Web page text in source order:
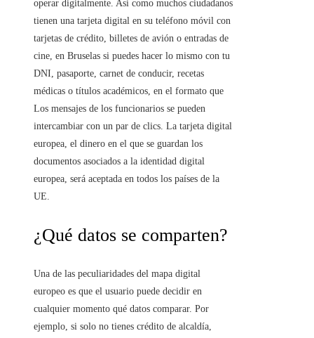
operar digitalmente. Así como muchos ciudadanos
tienen una tarjeta digital en su teléfono móvil con
tarjetas de crédito, billetes de avión o entradas de
cine, en Bruselas si puedes hacer lo mismo con tu
DNI, pasaporte, carnet de conducir, recetas
médicas o títulos académicos, en el formato que
Los mensajes de los funcionarios se pueden
intercambiar con un par de clics. La tarjeta digital
europea, el dinero en el que se guardan los
documentos asociados a la identidad digital
europea, será aceptada en todos los países de la
UE.
¿Qué datos se comparten?
Una de las peculiaridades del mapa digital
europeo es que el usuario puede decidir en
cualquier momento qué datos comparar. Por
ejemplo, si solo no tienes crédito de alcaldía,